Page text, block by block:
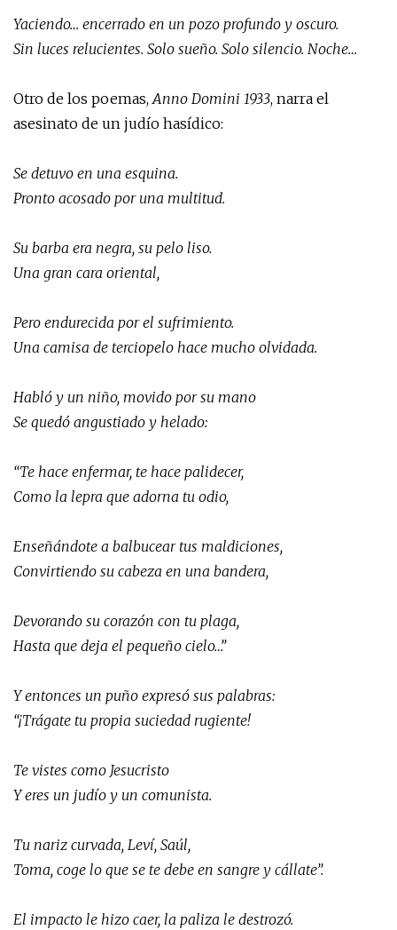
Yaciendo… encerrado en un pozo profundo y oscuro.
Sin luces relucientes. Solo sueño. Solo silencio. Noche…
Otro de los poemas,Anno Domini 1933, narra el
asesinato de un judío hasídico:
Se detuvo en una esquina.
Pronto acosado por una multitud.
Su barba era negra, su pelo liso.
Una gran cara oriental,
Pero endurecida por el sufrimiento.
Una camisa de terciopelo hace mucho olvidada.
Habló y un niño, movido por su mano
Se quedó angustiado y helado:
“Te hace enfermar, te hace palidecer,
Como la lepra que adorna tu odio,
Enseñándote a balbucear tus maldiciones,
Convirtiendo su cabeza en una bandera,
Devorando su corazón con tu plaga,
Hasta que deja el pequeño cielo…”
Y entonces un puño expresó sus palabras:
“¡Trágate tu propia suciedad rugiente!
Te vistes como Jesucristo
Y eres un judío y un comunista.
Tu nariz curvada, Leví, Saúl,
Toma, coge lo que se te debe en sangre y cállate”.
El impacto le hizo caer, la paliza le destrozó.